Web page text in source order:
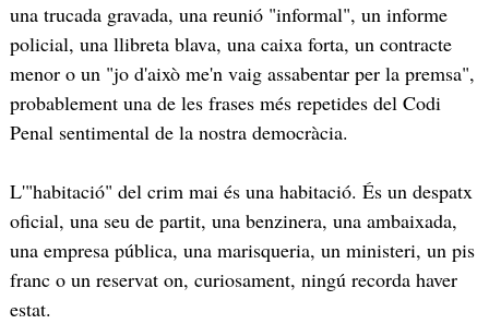
una trucada gravada, una reunió "informal", un informe
policial, una llibreta blava, una caixa forta, un contracte
menor o un "jo d'això me'n vaig assabentar per la premsa",
probablement una de les frases més repetides del Codi
Penal sentimental de la nostra democràcia.
L'"habitació" del crim mai és una habitació. És un despatx
oficial, una seu de partit, una benzinera, una ambaixada,
una empresa pública, una marisqueria, un ministeri, un pis
franc o un reservat on, curiosament, ningú recorda haver
estat.